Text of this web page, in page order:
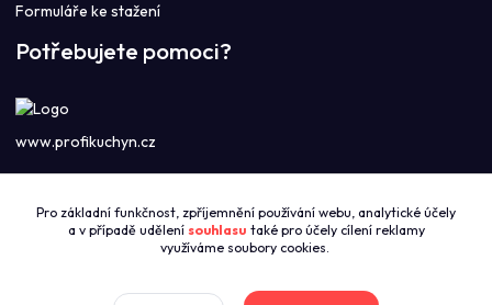
Formuláře ke stažení
Potřebujete pomoci?
www.profikuchyn.cz
+420774421626
(Po-Pá 8:00-16:00)
sales@profikuchyn.cz
Pro základní funkčnost, zpříjemnění používání webu, analytické účely
a v případě udělení souhlasu také pro účely cílení reklamy
využíváme soubory cookies.